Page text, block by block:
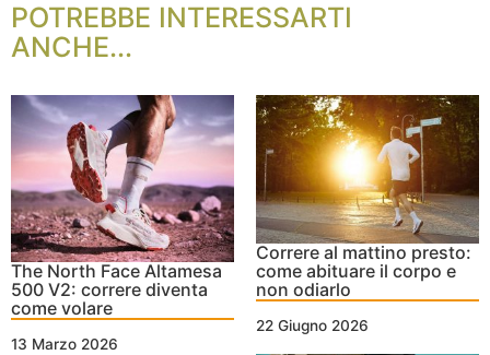
POTREBBE INTERESSARTI
ANCHE...
The North Face Altamesa
500 V2: correre diventa
come volare
13 Marzo 2026
Correre al mattino presto:
come abituare il corpo e
non odiarlo
22 Giugno 2026